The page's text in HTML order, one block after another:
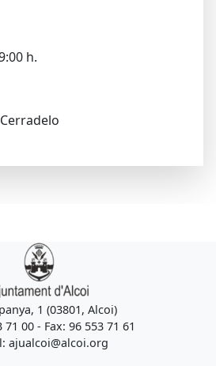
h.
1 (03801, Alcoi)
71 00 - Fax: 96 553 71 61
ajualcoi@alcoi.org